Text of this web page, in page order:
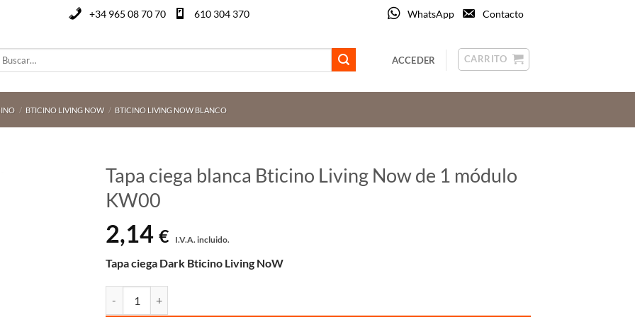
+34 965 08 70 70 610 304 370 WhatsApp Contacto
ACCEDER CARRITO
/ BTICINO LIVING NOW / BTICINO LIVING NOW BLANCO
Tapa ciega blanca Bticino Living Now de 1 módulo
KW00
2,14 € I.V.A. incluido.
Tapa ciega Dark Bticino Living NoW